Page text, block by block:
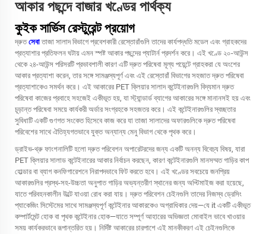
আকার পছন্দে বাজার খণ্ডের পার্থক্য
কুইক সার্ভিস রেস্টুরেন্ট প্রয়োগ
দ্রুতসেবাতাজা সালাদ বিভাগে প্রবেশকারী রেস্তোরাঁগুলি তাদের কার্যপদ্ধতি মডেল এবং গ্রাহকদের
প্রত্যাশার প্রতিফলন ঘটায় এমন স্পষ্ট আকার পছন্দের প্যাটার্ন প্রদর্শন করে। এই খণ্ডে ২০-আউন্স
থেকে ২৪-আউন্স পরিসরটি প্রভাবশালী কারণ এটি দ্রুত পরিষেবা মূল্য পয়েন্টে গ্রাহকরা যে অংশের
আকার প্রত্যাশা করেন, তার সঙ্গে সামঞ্জস্যপূর্ণ এবং এই রেস্তোরাঁ বিভাগের সহজাত দ্রুত পরিষেবা
প্রত্যাশাকেও সমর্থন করে। এই আকারের PET ক্লিয়ার সালাদ কন্টেইনারগুলি বিদ্যমান দ্রুত
পরিষেবা কাজের প্রবাহে সহজেই একীভূত হয়, যা স্ট্যান্ডার্ড ব্যাগের আকারের সঙ্গে মানানসই হয় এবং
চূড়ান্ত পরিষেবা সময়ে কার্যকরী অর্ডার সংগ্রহকে সহজতর করে। এই কন্টেইনারগুলির স্বচ্ছতার
সুবিধাটি একটি গুণগত সংকেত হিসেবে কাজ করে যা তাজা সালাদের অফারগুলিকে দ্রুত পরিষেবা
পরিবেশের সাথে ঐতিহ্যগতভাবে যুক্ত অন্যান্য মেনু বিভাগ থেকে পৃথক করে।
ড্রাইভ-থ্রু ফাংশনালিটি হলো দ্রুত পরিবেশন অপারেটরদের জন্য একটি অনন্য বিবেচ্য বিষয়, যারা
PET ক্লিয়ার সালাড কন্টেইনারের আকার নির্বাচন করছেন, কারণ কন্টেইনারগুলি মানসম্মত গাড়ির কাপ
হোল্ডার বা ব্যাগ কনফিগারেশনে নিরাপদভাবে ফিট করতে হবে। এই খণ্ডের সবচেয়ে জনপ্রিয়
আকারগুলির প্রস্থ-সহ-উচ্চতা অনুপাত গাড়ির অভ্যন্তরীণ স্থানের জন্য অপ্টিমাইজ করা হয়েছে,
যাতে পরিবহনকালীন উল্টে যাওয়া রোধ করা যায়। দ্রুত পরিবেশন চেইনগুলি তাদের নিজস্ব ড্রেসিং
প্যাকেজিং সিস্টেমের সাথে সামঞ্জস্যপূর্ণ কন্টেইনার আকারকেও অগ্রাধিকার দেয়—যে it একটি একীভূত
কম্পার্টমেন্ট হোক বা পৃথক কন্টেইনার হোক—যাতে সম্পূর্ণ আহারের অভিজ্ঞতা মোবাইল ভাবে খাওয়ার
সময় কার্যকরভাবে রূপান্তরিত হয়। নির্দিষ্ট আকারের চারপাশে এই মানকীকরণ এই চেইনগুলিকে